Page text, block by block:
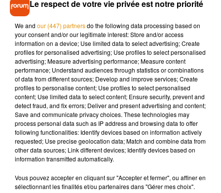
aperçoit notamment le chanteurLewis Capaldidans la peau
en vendeur, tandis que l’acteurCillian Murphy(Peaky
Blinders) apparaît sur une affiche. Figurent également les
actricesJodie Turner-Smith (Tron )etGreta Lee (Morning
Show).
Clin d’œil savoureux : tous ces invités avaient partagé un
plateau avec Taylor Swift lors duGraham Norton Showen
novembre dernier. Domhnall Gleeson avait alors exprimé
son envie d’apparaître dans un de ses clips. Mission
accomplie.
AvecOpalite, Taylor Swift mêle humour, storytelling absurde
et casting prestigieux, confirmant une fois de plus son sens
Le respect de votre vie privée est notre priorité
We and our (447) partnersdo the following data processing based on
your consent and/or our legitimate interest: Store and/or access
information on a device; Use limited data to select advertising; Create
profiles for personalised advertising; Use profiles to select personalised
advertising; Measure advertising performance; Measure content
performance; Understand audiences through statistics or combinations
of data from different sources; Develop and improve services; Create
profiles to personalise content; Use profiles to select personalised
content; Use limited data to select content; Ensure security, prevent and
detect fraud, and fix errors; Deliver and present advertising and content;
Save and communicate privacy choices. These technologies may
process personal data such as IP address and browsing data to offer
following functionalities: Identify devices based on information actively
requested; Use precise geolocation data; Match and combine data from
other data sources; Link different devices; Identify devices based on
information transmitted automatically.
Vous pouvez accepter en cliquant sur "Accepter et fermer", ou affiner en
sélectionnant les finalités et/ou partenaires dans "Gérer mes choix".